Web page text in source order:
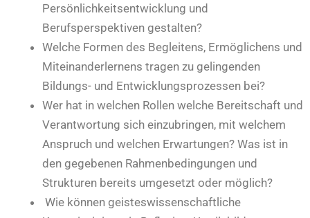
Persönlichkeitsentwicklung und
Berufsperspektiven gestalten?
Welche Formen des Begleitens, Ermöglichens und
Miteinanderlernens tragen zu gelingenden
Bildungs- und Entwicklungsprozessen bei?
Wer hat in welchen Rollen welche Bereitschaft und
Verantwortung sich einzubringen, mit welchem
Anspruch und welchen Erwartungen? Was ist in
den gegebenen Rahmenbedingungen und
Strukturen bereits umgesetzt oder möglich?
Wie können geisteswissenschaftliche